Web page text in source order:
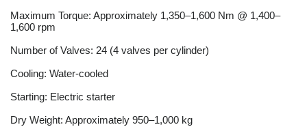
Maximum Torque: Approximately 1,350–1,600 Nm @ 1,400–
1,600 rpm
Number of Valves: 24 (4 valves per cylinder)
Cooling: Water-cooled
Starting: Electric starter
Dry Weight: Approximately 950–1,000 kg